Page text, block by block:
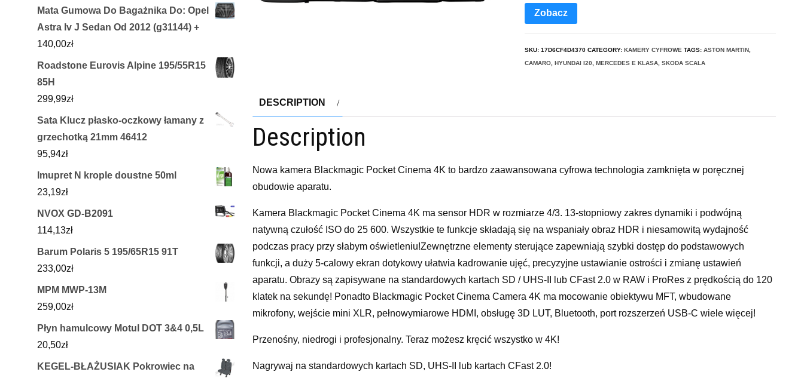
Zobacz
SKU: 17D6CF4D4370 CATEGORY: KAMERY CYFROWE TAGS: ASTON MARTIN,
CAMARO, HYUNDAI I20, MERCEDES E KLASA, SKODA SCALA
DESCRIPTION
Description
Nowa kamera Blackmagic Pocket Cinema 4K to bardzo zaawansowana cyfrowa technologia zamknięta w poręcznej
obudowie aparatu.
Kamera Blackmagic Pocket Cinema 4K ma sensor HDR w rozmiarze 4/3. 13-stopniowy zakres dynamiki i podwójną
natywną czułość ISO do 25 600. Wszystkie te funkcje składają się na wspaniały obraz HDR i niesamowitą wydajność
podczas pracy przy słabym oświetleniu!Zewnętrzne elementy sterujące zapewniają szybki dostęp do podstawowych
funkcji, a duży 5-calowy ekran dotykowy ułatwia kadrowanie ujęć, precyzyjne ustawianie ostrości i zmianę ustawień
aparatu. Obrazy są zapisywane na standardowych kartach SD / UHS-II lub CFast 2.0 w RAW i ProRes z prędkością do 120
klatek na sekundę! Ponadto Blackmagic Pocket Cinema Camera 4K ma mocowanie obiektywu MFT, wbudowane
mikrofony, wejście mini XLR, pełnowymiarowe HDMI, obsługę 3D LUT, Bluetooth, port rozszerzeń USB-C wiele więcej!
Przenośny, niedrogi i profesjonalny. Teraz możesz kręcić wszystko w 4K!
Nagrywaj na standardowych kartach SD, UHS-II lub kartach CFast 2.0!
Mata Gumowa Do Bagażnika Do: Opel
Astra Iv J Sedan Od 2012 (g31144) +
140,00zł
Roadstone Eurovis Alpine 195/55R15
85H
299,99zł
Sata Klucz płasko-oczkowy łamany z
grzechotką 21mm 46412
95,94zł
Imupret N krople doustne 50ml
23,19zł
NVOX GD-B2091
114,13zł
Barum Polaris 5 195/65R15 91T
233,00zł
MPM MWP-13M
259,00zł
Płyn hamulcowy Motul DOT 3&4 0,5L
20,50zł
KEGEL-BŁAŻUSIAK Pokrowiec na